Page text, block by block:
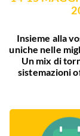
Insieme alla
uniche nelle
Un mix di
sistemazioni